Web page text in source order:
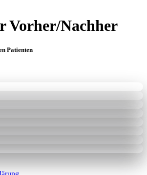
Vorher/Nachher
Patienten